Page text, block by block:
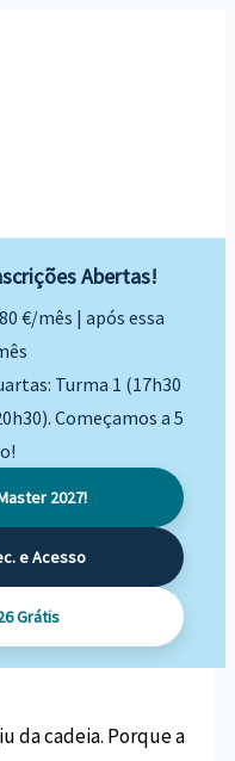
Abertas!
€/mês | após essa
Turma 1 (17h30
Começamos a 5
2027!
e Acesso
Grátis